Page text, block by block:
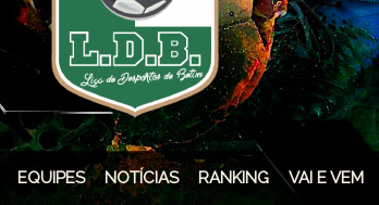
EQUIPES NOTÍCIAS RANKING VAI E VEM